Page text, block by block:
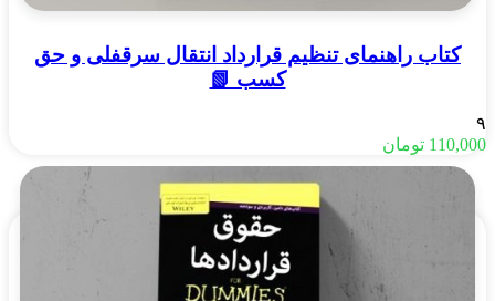
کتاب راهنمای تنظیم قرارداد انتقال سرقفلی و حق
کسب 📗
۹
110,000 تومان